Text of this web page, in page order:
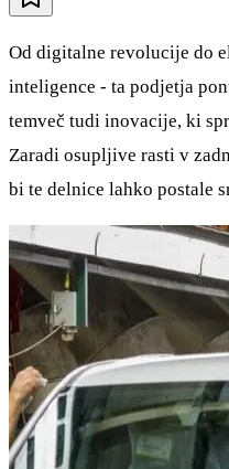
Od digitalne revolucije do
inteligence - ta podjetja
temveč tudi inovacije, ki
Zaradi osupljive rasti v
bi te delnice lahko postale